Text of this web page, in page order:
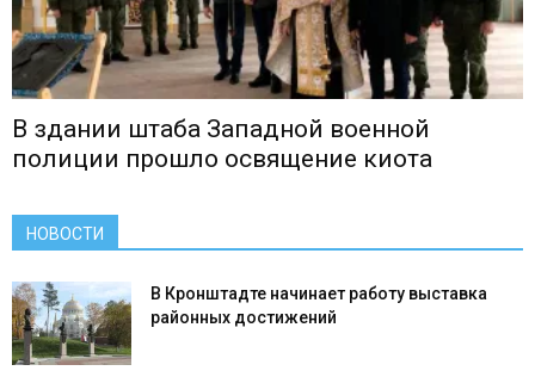
В здании штаба Западной военной
полиции прошло освящение киота
НОВОСТИ
В Кронштадте начинает работу выставка
районных достижений